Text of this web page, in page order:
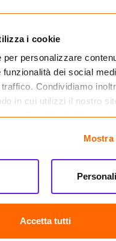
i cookie
personalizzare
dei social
Condividiamo
in cui utilizzi il nostro
di analisi dei dati
fornito loro o che hanno
Mostra
Accetta tutti
REA: NA-884088
Marinare 128, 80147 Napoli